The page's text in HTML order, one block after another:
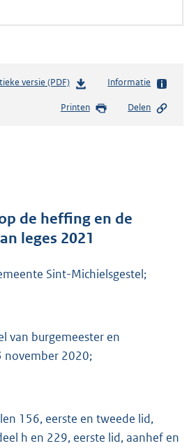
versie (PDF)b
s
r
o
t
,
M
Informatie
Printen Delen
de heffing en de
leges 2021
Sint-Michielsgestel;
van burgemeester en
november 2020;
156, eerste en tweede lid,
h en 229, eerste lid, aanhef en